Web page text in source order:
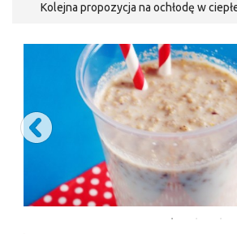
Kolejna propozycja na ochłodę w